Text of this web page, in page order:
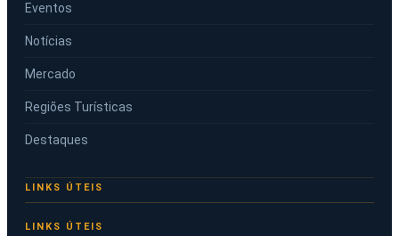
Eventos
Notícias
Mercado
Regiões Turísticas
Destaques
LINKS ÚTEIS